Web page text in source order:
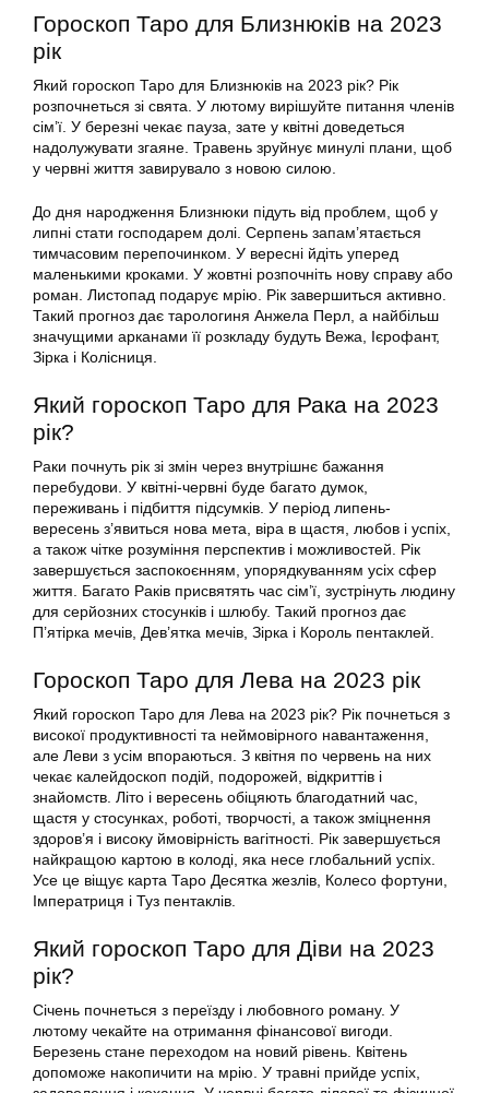
Гороскоп Таро для Близнюків на 2023
рік
Який гороскоп Таро для Близнюків на 2023 рік? Рік
розпочнеться зі свята. У лютому вирішуйте питання членів
сім’ї. У березні чекає пауза, зате у квітні доведеться
надолужувати згаяне. Травень зруйнує минулі плани, щоб
у червні життя завирувало з новою силою.
До дня народження Близнюки підуть від проблем, щоб у
липні стати господарем долі. Серпень запам’ятається
тимчасовим перепочинком. У вересні йдіть уперед
маленькими кроками. У жовтні розпочніть нову справу або
роман. Листопад подарує мрію. Рік завершиться активно.
Такий прогноз дає тарологиня Анжела Перл, а найбільш
значущими арканами її розкладу будуть Вежа, Ієрофант,
Зірка і Колісниця.
Який гороскоп Таро для Рака на 2023
рік?
Раки почнуть рік зі змін через внутрішнє бажання
перебудови. У квітні-червні буде багато думок,
переживань і підбиття підсумків. У період липень-
вересень з’явиться нова мета, віра в щастя, любов і успіх,
а також чітке розуміння перспектив і можливостей. Рік
завершується заспокоєнням, упорядкуванням усіх сфер
життя. Багато Раків присвятять час сім’ї, зустрінуть людину
для серйозних стосунків і шлюбу. Такий прогноз дає
П’ятірка мечів, Дев’ятка мечів, Зірка і Король пентаклей.
Гороскоп Таро для Лева на 2023 рік
Який гороскоп Таро для Лева на 2023 рік? Рік почнеться з
високої продуктивності та неймовірного навантаження,
але Леви з усім впораються. З квітня по червень на них
чекає калейдоскоп подій, подорожей, відкриттів і
знайомств. Літо і вересень обіцяють благодатний час,
щастя у стосунках, роботі, творчості, а також зміцнення
здоров’я і високу ймовірність вагітності. Рік завершується
найкращою картою в колоді, яка несе глобальний успіх.
Усе це віщує карта Таро Десятка жезлів, Колесо фортуни,
Імператриця і Туз пентаклів.
Який гороскоп Таро для Діви на 2023
рік?
Січень почнеться з переїзду і любовного роману. У
лютому чекайте на отримання фінансової вигоди.
Березень стане переходом на новий рівень. Квітень
допоможе накопичити на мрію. У травні прийде успіх,